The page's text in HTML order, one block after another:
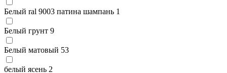
Белый ral 9003 патина шампань 1
Белый грунт 9
Белый матовый 53
белый ясень 2